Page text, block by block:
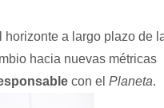
horizonte a largo plazo de
hacia nuevas métricas
con el Planeta.